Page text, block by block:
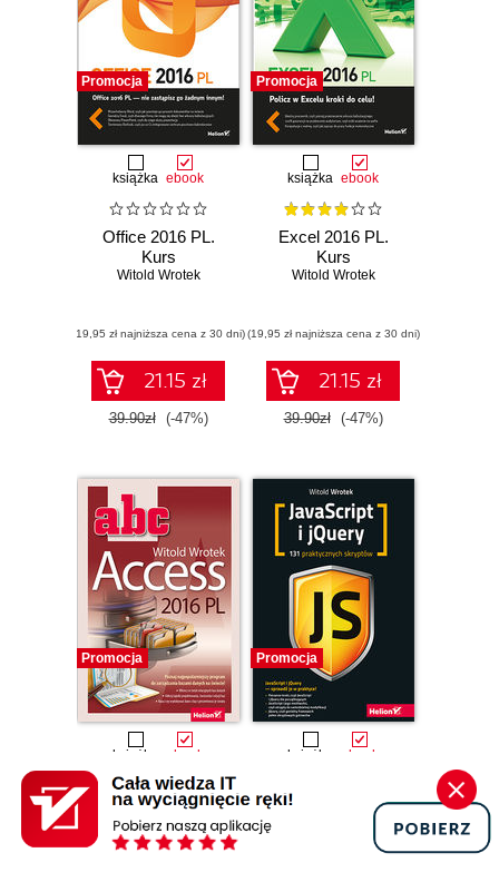
Promocja
książka ebook
Office 2016 PL.
Kurs
Witold Wrotek
(19,95 zł najniższa cena z 30 dni)
21.15 zł
39.90zł (-47%)
Promocja
książka ebook
Excel 2016 PL.
Kurs
Witold Wrotek
(19,95 zł najniższa cena z 30 dni)
21.15 zł
39.90zł (-47%)
Promocja
książka ebook
ABC Access 2016
PL
Witold Wrotek
Promocja
książka ebook
Javascript i jQuery.
131 praktycznych